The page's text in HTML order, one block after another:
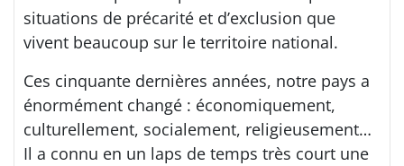
situations de précarité et d’exclusion que
vivent beaucoup sur le territoire national.
Ces cinquante dernières années, notre pays a
énormément changé : économiquement,
culturellement, socialement, religieusement…
Il a connu en un laps de temps très court une